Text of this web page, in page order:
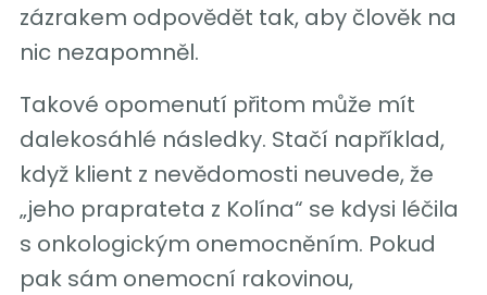
zázrakem odpovědět tak, aby člověk na
nic nezapomněl.
Takové opomenutí přitom může mít
dalekosáhlé následky. Stačí například,
když klient z nevědomosti neuvede, že
„jeho praprateta z Kolína“ se kdysi léčila
s onkologickým onemocněním. Pokud
pak sám onemocní rakovinou,